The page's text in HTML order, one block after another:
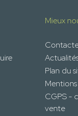
Mieux
Plan du
CGPS -
vente